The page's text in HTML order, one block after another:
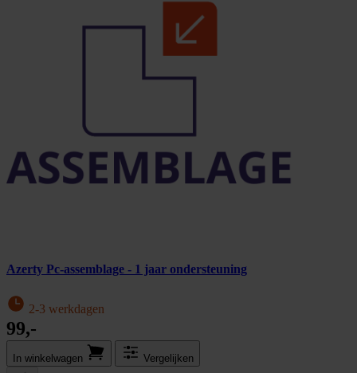
Azerty Pc-assemblage - 1 jaar ondersteuning
2-3 werkdagen
99,-
In winkel­wagen Vergelijken